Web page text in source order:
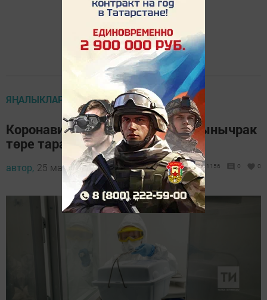
ЯҢАЛЫКЛАР ТАСМАСЫ
Коронавирусның тагын да куркынычрак
төре таралырга мөмкин
автор, 25 май 2023 - 07:42 1156 0 0